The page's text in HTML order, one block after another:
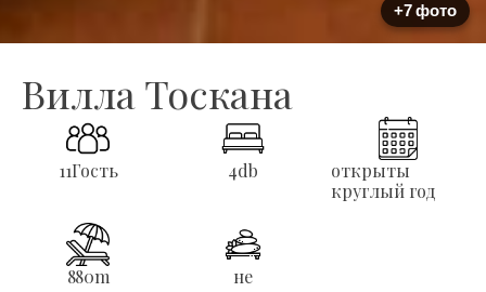
+7 фото
Вилла Тоскана
11Гость 4db
открыты
круглый год
880m
не